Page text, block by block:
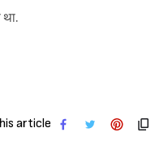
article